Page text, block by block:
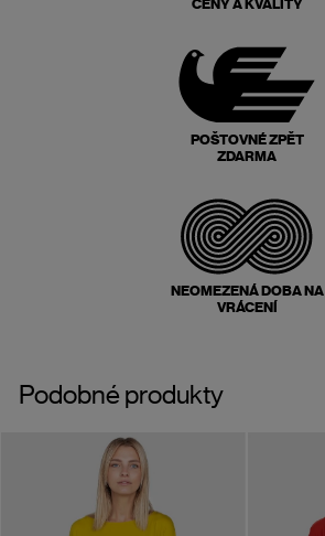
CENY A KVALITY
POŠTOVNÉ ZPĚT
ZDARMA
NEOMEZENÁ DOBA NA
VRÁCENÍ
Podobné produkty